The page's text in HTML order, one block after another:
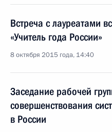
Встреча с лауреатами
«Учитель года России»
8 октября 2015 года, 14:40
Заседание рабочей
совершенствования
в России